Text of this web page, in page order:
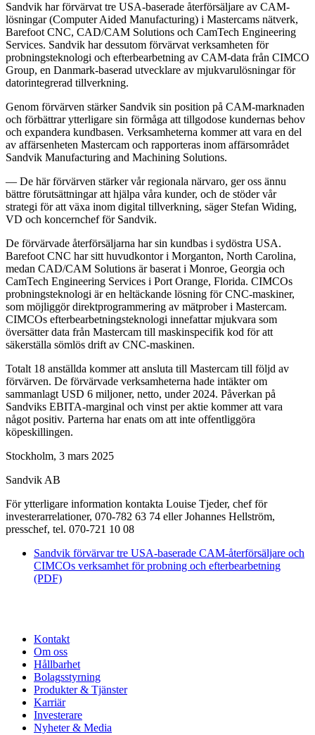
Sandvik har förvärvat tre USA-baserade återförsäljare av CAM-
lösningar (Computer Aided Manufacturing) i Mastercams nätverk,
Barefoot CNC, CAD/CAM Solutions och CamTech Engineering
Services. Sandvik har dessutom förvärvat verksamheten för
probningsteknologi och efterbearbetning av CAM-data från CIMCO
Group, en Danmark-baserad utvecklare av mjukvarulösningar för
datorintegrerad tillverkning.
Genom förvärven stärker Sandvik sin position på CAM-marknaden
och förbättrar ytterligare sin förmåga att tillgodose kundernas behov
och expandera kundbasen. Verksamheterna kommer att vara en del
av affärsenheten Mastercam och rapporteras inom affärsområdet
Sandvik Manufacturing and Machining Solutions.
— De här förvärven stärker vår regionala närvaro, ger oss ännu
bättre förutsättningar att hjälpa våra kunder, och de stöder vår
strategi för att växa inom digital tillverkning, säger Stefan Widing,
VD och koncernchef för Sandvik.
De förvärvade återförsäljarna har sin kundbas i sydöstra USA.
Barefoot CNC har sitt huvudkontor i Morganton, North Carolina,
medan CAD/CAM Solutions är baserat i Monroe, Georgia och
CamTech Engineering Services i Port Orange, Florida. CIMCOs
probningsteknologi är en heltäckande lösning för CNC-maskiner,
som möjliggör direktprogrammering av mätprober i Mastercam.
CIMCOs efterbearbetningsteknologi innefattar mjukvara som
översätter data från Mastercam till maskinspecifik kod för att
säkerställa sömlös drift av CNC-maskinen.
Totalt 18 anställda kommer att ansluta till Mastercam till följd av
förvärven. De förvärvade verksamheterna hade intäkter om
sammanlagt USD 6 miljoner, netto, under 2024. Påverkan på
Sandviks EBITA-marginal och vinst per aktie kommer att vara
något positiv. Parterna har enats om att inte offentliggöra
köpeskillingen.
Stockholm, 3 mars 2025
Sandvik AB
För ytterligare information kontakta Louise Tjeder, chef för
investerarrelationer, 070-782 63 74 eller Johannes Hellström,
presschef, tel. 070-721 10 08
Sandvik förvärvar tre USA-baserade CAM-återförsäljare och
CIMCOs verksamhet för probning och efterbearbetning
(PDF)
Kontakt
Om oss
Hållbarhet
Bolagsstyrning
Produkter & Tjänster
Karriär
Investerare
Nyheter & Media